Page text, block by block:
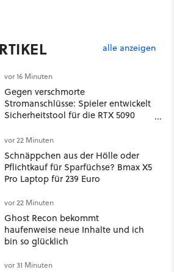
alle anzeigen
vor 16 Minuten
Gegen verschmorte
Stromanschlüsse: Spieler entwickelt
Sicherheitstool für die RTX 5090
Verfügung
vor 22 Minuten
Schnäppchen aus der Hölle oder
Pflichtkauf für Sparfüchse? Bmax X5
Pro Laptop für 239 Euro
vor 22 Minuten
Ghost Recon bekommt
haufenweise neue Inhalte und ich
bin so glücklich
vor 31 Minuten